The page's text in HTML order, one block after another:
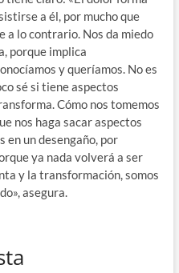
a él, por mucho que
lo contrario. Nos da miedo
porque implica
y queríamos. No es
sé si tiene aspectos
Cómo nos tomemos
nos haga sacar aspectos
en un desengaño, por
ya nada volverá a ser
y la transformación, somos
asegura.